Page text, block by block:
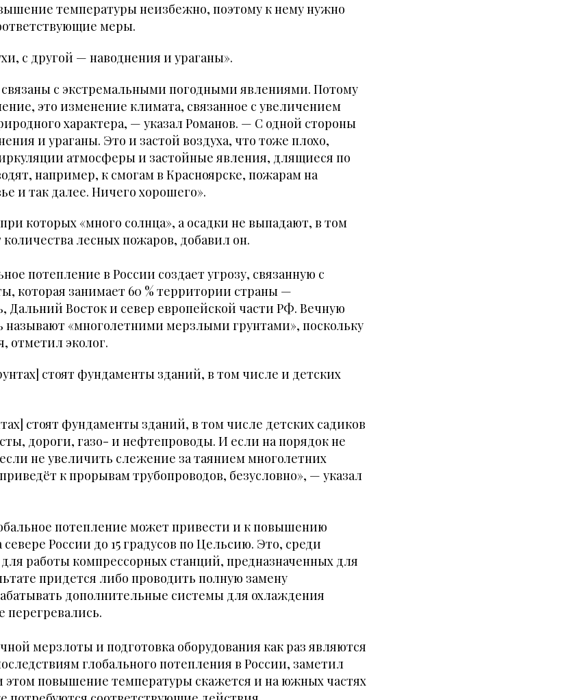
температуры неизбежно, поэтому к нему нужно
меры.
с другой — наводнения и ураганы».
с экстремальными погодными явлениями. Потому
это изменение климата, связанное с увеличением
характера, — указал Романов. — С одной стороны
и ураганы. Это и застой воздуха, что тоже плохо,
атмосферы и застойные явления, длящиеся по
например, к смогам в Красноярске, пожарам на
и так далее. Ничего хорошего».
которых «много солнца», а осадки не выпадают, в том
лесных пожаров, добавил он.
потепление в России создает угрозу, связанную с
которая занимает 60 % территории страны —
Дальний Восток и север европейской части РФ. Вечную
называют «многолетними мерзлыми грунтами», поскольку
отметил эколог.
стоят фундаменты зданий, в том числе и детских
стоят фундаменты зданий, в том числе детских садиков
дороги, газо- и нефтепроводы. И если на порядок не
не увеличить слежение за таянием многолетних
к прорывам трубопроводов, безусловно», — указал
потепление может привести и к повышению
России до 15 градусов по Цельсию. Это, среди
работы компрессорных станций, предназначенных для
придется либо проводить полную замену
дополнительные системы для охлаждения
перегревались.
мерзлоты и подготовка оборудования как раз являются
глобального потепления в России, заметил
этом повышение температуры скажется и на южных частях